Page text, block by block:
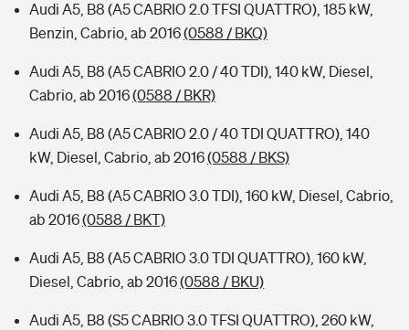
Audi A5, B8 (A5 CABRIO 2.0 TFSI QUATTRO), 185 kW,
Benzin, Cabrio, ab 2016(0588 / BKQ)
Audi A5, B8 (A5 CABRIO 2.0 / 40 TDI), 140 kW, Diesel,
Cabrio, ab 2016(0588 / BKR)
Audi A5, B8 (A5 CABRIO 2.0 / 40 TDI QUATTRO), 140
kW, Diesel, Cabrio, ab 2016(0588 / BKS)
Audi A5, B8 (A5 CABRIO 3.0 TDI), 160 kW, Diesel, Cabrio,
ab 2016(0588 / BKT)
Audi A5, B8 (A5 CABRIO 3.0 TDI QUATTRO), 160 kW,
Diesel, Cabrio, ab 2016(0588 / BKU)
Audi A5, B8 (S5 CABRIO 3.0 TFSI QUATTRO), 260 kW,